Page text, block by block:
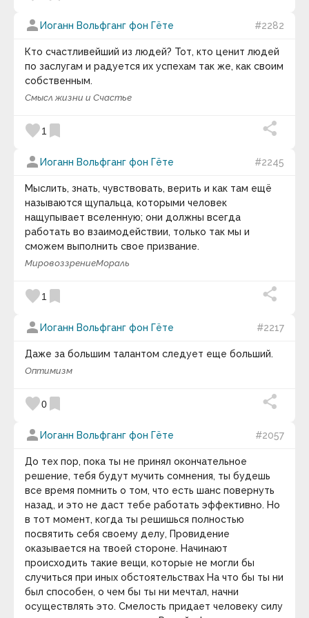
Андрей Курпатов
Андрей Линде
Анна Соколова
Анри Барбюс
Анри-Фредерик Амьель
Антисфен
Антон Макаренко
Антон Павлович Чехов
Антон Харевич
Аристипп
Аристотель
Аристотель Онассис
Аркадий и Борис Стругацкие
Аркадий Рэм
Арманд Хаммер
Арнольд Глазго
Арнольд Тойнби
Артур Кестлер
Артур Онкен Лавджой
Артур Стэнли Эддингтон
Артур Шарифов
Артур Шопенгауэр
Артуро Перес-Реверте
Астольф де Кюстин
Аугусту Кури
Бакминстер Фуллер
Бауржан Тойшибеков
Беар Гриллс
Беляев Игорь Александрович
Бенджамин Дизраэли
Бенджамин Тодд
Бенджамин Франклин
Бенедикт Спиноза
Бернар Вербер
Бернард Мандевиль
Берни Сигел
Бертран Рассел
Бил Кин
Билл Гейтс
person Иоганн Вольфганг фон Гёте #2282
Кто счастливейший из людей? Тот, кто ценит людей
по заслугам и радуется их успехам так же, как своим
собственным.
Смысл жизни и Счастье
favorite1 bookmark
person Иоганн Вольфганг фон Гёте #2245
Мыслить, знать, чувствовать, верить и как там ещё
называются щупальца, которыми человек
нащупывает вселенную; они должны всегда
работать во взаимодействии, только так мы и
сможем выполнить свое призвание.
МировоззрениеМораль
favorite1 bookmark
person Иоганн Вольфганг фон Гёте #2217
Даже за большим талантом следует еще больший.
Оптимизм
favorite0 bookmark
person Иоганн Вольфганг фон Гёте #2057
До тех пор, пока ты не принял окончательное
решение, тебя будут мучить сомнения, ты будешь
все время помнить о том, что есть шанс повернуть
назад, и это не даст тебе работать эффективно. Но
в тот момент, когда ты решишься полностью
посвятить себя своему делу, Провидение
оказывается на твоей стороне. Начинают
происходить такие вещи, которые не могли бы
случиться при иных обстоятельствах На что бы ты ни
был способен, о чем бы ты ни мечтал, начни
осуществлять это. Смелость придает человеку силу